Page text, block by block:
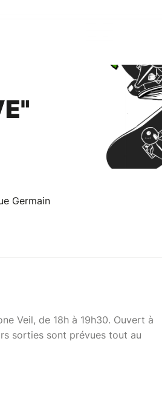
Germain
Veil, de 18h à 19h30. Ouvert à
sorties sont prévues tout au